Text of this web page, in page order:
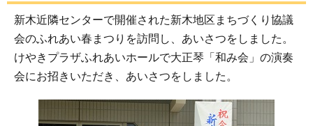
新木近隣センターで開催された新木地区まちづくり協議
会のふれあい春まつりを訪問し、あいさつをしました。
けやきプラザふれあいホールで大正琴「和み会」の演奏
会にお招きいただき、あいさつをしました。